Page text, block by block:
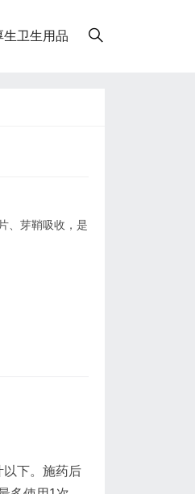
生卫生用品
、芽鞘吸收，是
下。施药后